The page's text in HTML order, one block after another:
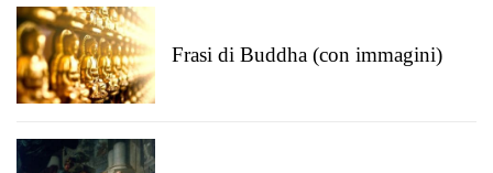
Frasi di Buddha (con immagini)